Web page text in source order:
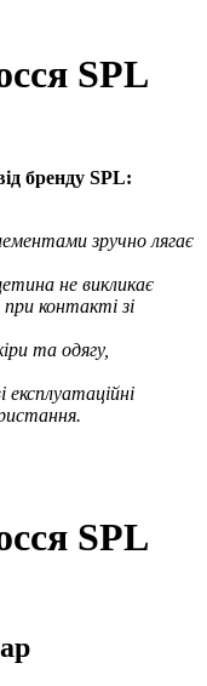
SPL
бренду SPL:
зручно лягає
не викликає
контакті зі
та одягу,
SPL